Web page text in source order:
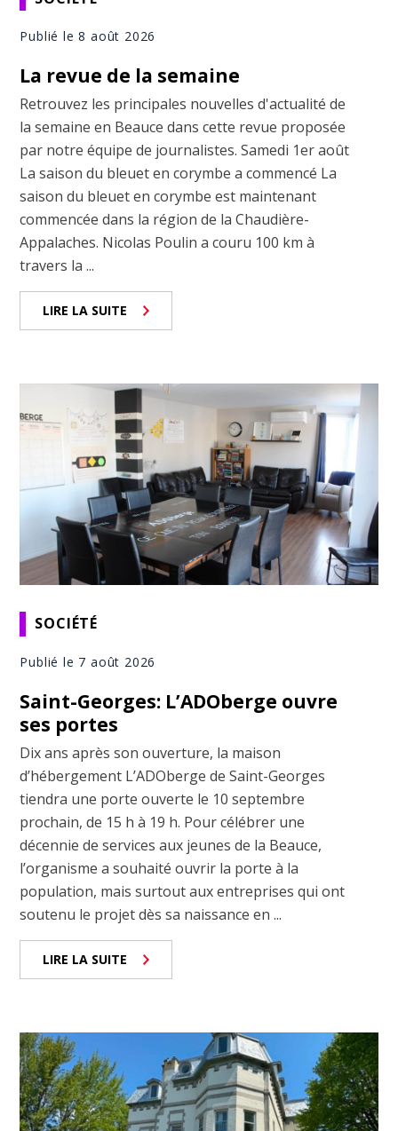
Publié le 8 août 2026
La revue de la semaine
Retrouvez les principales nouvelles d'actualité de
la semaine en Beauce dans cette revue proposée
par notre équipe de journalistes. Samedi 1er août
La saison du bleuet en corymbe a commencé La
saison du bleuet en corymbe est maintenant
commencée dans la région de la Chaudière-
Appalaches. Nicolas Poulin a couru 100 km à
travers la ...
LIRE LA SUITE
SOCIÉTÉ
Publié le 7 août 2026
Saint-Georges: L’ADOberge ouvre
ses portes
Dix ans après son ouverture, la maison
d’hébergement L’ADOberge de Saint-Georges
tiendra une porte ouverte le 10 septembre
prochain, de 15 h à 19 h. Pour célébrer une
décennie de services aux jeunes de la Beauce,
l’organisme a souhaité ouvrir la porte à la
population, mais surtout aux entreprises qui ont
soutenu le projet dès sa naissance en ...
LIRE LA SUITE